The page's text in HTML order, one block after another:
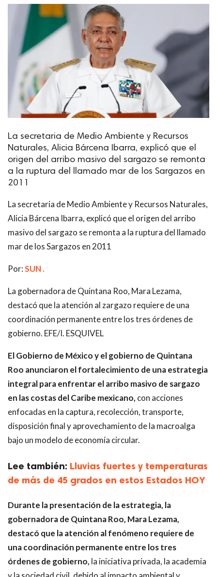
La secretaria de Medio Ambiente y Recursos
Naturales, Alicia Bárcena Ibarra, explicó que el
origen del arribo masivo del sargazo se remonta
a la ruptura del llamado mar de los Sargazos en
2011
La secretaria de Medio Ambiente y Recursos Naturales,
Alicia Bárcena Ibarra, explicó que el origen del arribo
masivo del sargazo se remonta a la ruptura del llamado
mar de los Sargazos en 2011
Por:SUN .
La gobernadora de Quintana Roo, Mara Lezama,
destacó que la atención al zargazo requiere de una
coordinación permanente entre los tres órdenes de
gobierno. EFE/I. ESQUIVEL
El Gobierno de México y el gobierno de Quintana
Roo anunciaron el fortalecimiento de una estrategia
integral para enfrentar el arribo masivo de sargazo
en las costas del Caribe mexicano, con acciones
enfocadas en la captura, recolección, transporte,
disposición final y aprovechamiento de la macroalga
bajo un modelo de economía circular.
Lee también: Lluvias fuertes y temperaturas
de más de 45 grados en estos Estados HOY
Durante la presentación de la estrategia, la
gobernadora de Quintana Roo, Mara Lezama,
destacó que la atención al fenómeno requiere de
una coordinación permanente entre los tres
órdenes de gobierno, la iniciativa privada, la academia